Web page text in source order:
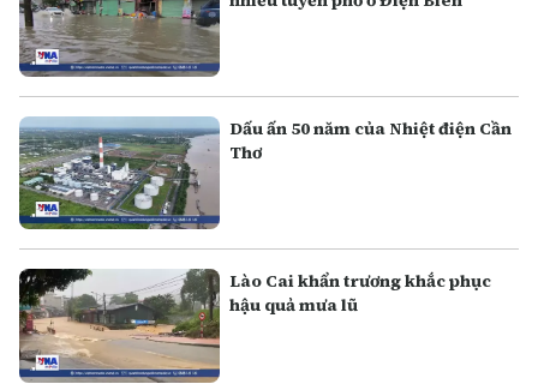
Dấu ấn 50 năm của Nhiệt điện Cần
Thơ
Lào Cai khẩn trương khắc phục
hậu quả mưa lũ